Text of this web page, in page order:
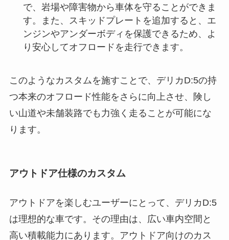
で、岩場や障害物から車体を守ることができま
す。また、スキッドプレートを追加すると、エ
ンジンやアンダーボディを保護できるため、よ
り安心してオフロードを走行できます。
このようなカスタムを施すことで、デリカD:5の持
つ本来のオフロード性能をさらに向上させ、険し
い山道や未舗装路でも力強く走ることが可能にな
ります。
アウトドア仕様のカスタム
アウトドアを楽しむユーザーにとって、デリカD:5
は理想的な車です。その理由は、広い車内空間と
高い積載能力にあります。アウトドア向けのカス